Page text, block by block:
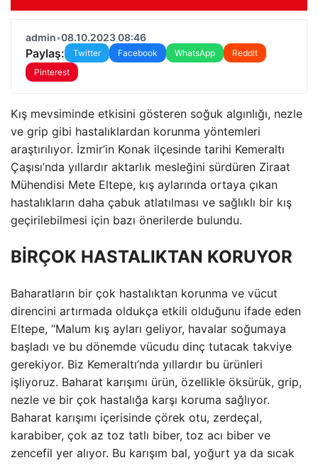
admin•08.10.2023 08:46
Paylaş: Twitter Facebook WhatsApp
Reddit
Pinterest
Kış mevsiminde etkisini gösteren soğuk algınlığı, nezle
ve grip gibi hastalıklardan korunma yöntemleri
araştırılıyor. İzmir’in Konak ilçesinde tarihi Kemeraltı
Çaşısı’nda yıllardır aktarlık mesleğini sürdüren Ziraat
Mühendisi Mete Eltepe, kış aylarında ortaya çıkan
hastalıkların daha çabuk atlatılması ve sağlıklı bir kış
geçirilebilmesi için bazı önerilerde bulundu.
BİRÇOK HASTALIKTAN KORUYOR
Baharatların bir çok hastalıktan korunma ve vücut
direncini artırmada oldukça etkili olduğunu ifade eden
Eltepe, “Malum kış ayları geliyor, havalar soğumaya
başladı ve bu dönemde vücudu dinç tutacak takviye
gerekiyor. Biz Kemeraltı’nda yıllardır bu ürünleri
işliyoruz. Baharat karışımı ürün, özellikle öksürük, grip,
nezle ve bir çok hastalığa karşı koruma sağlıyor.
Baharat karışımı içerisinde çörek otu, zerdeçal,
karabiber, çok az toz tatlı biber, toz acı biber ve
zencefil yer alıyor. Bu karışım bal, yoğurt ya da sıcak